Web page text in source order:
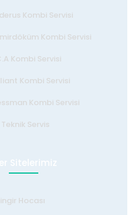
Kombi Servisi
Kombi Servisi
Kombi Servisi
Kombi Servisi
Kombi Servisi
Servis
Sitelerimiz
Hocası